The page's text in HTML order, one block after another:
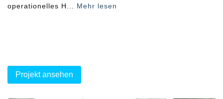
operationelles H... Mehr lesen
Projekt ansehen